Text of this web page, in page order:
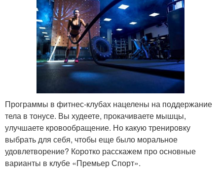
Программы в фитнес-клубах нацелены на поддержание
тела в тонусе. Вы худеете, прокачиваете мышцы,
улучшаете кровообращение. Но какую тренировку
выбрать для себя, чтобы еще было моральное
удовлетворение? Коротко расскажем про основные
варианты в клубе «Премьер Спорт».